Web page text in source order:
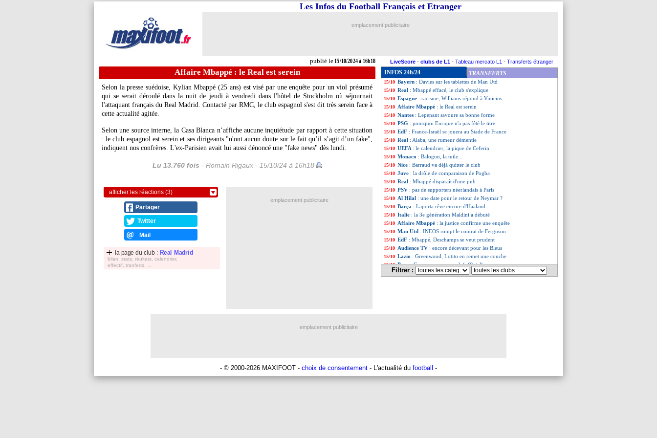
publié le15/10/2024 à 16h18
Les Infos du Football Français et Etranger
emplacement publicitaire
LiveScore - clubs de L1 - Tableau mercato L1 - Transferts étranger
Affaire Mbappé : le Real est serein
Selon la presse suédoise, Kylian Mbappé (25 ans) est visé par une enquête pour un viol présumé
qui se serait déroulé dans la nuit de jeudi à vendredi dans l'hôtel de Stockholm où séjournait
l'attaquant français du Real Madrid. Contacté par RMC, le club espagnol s'est dit très serein face à
cette actualité agitée.
Selon une source interne, la Casa Blanca n’affiche aucune inquiétude par rapport à cette situation
: le club espagnol est serein et ses dirigeants "n'ont aucun doute sur le fait qu’il s’agit d’un fake",
indiquent nos confrères. L'ex-Parisien avait lui aussi dénoncé une "fake news" dès lundi.
Lu 13.760 fois - Romain Rigaux - 15/10/24 à 16h18
afficher les réactions (3)
Partager
Twitter
Mail
la page du club : Real Madrid
bilan, stats, réultats, calendrier,
effectif, tranferts, ...
INFOS 24h/24 TRANSFERTS
15/10 CAN 2025: 2 nouveaux pays qualifiés
15/10 Affaire Ben Yedder
15/10 CAN 2025: RD Congo et Sénégal qualifiés !
15/10 Atalanta: l'enfance difficile de Lookman
15/10 Bayern : Davies sur les tablettes de Man Utd
15/10 Real : Mbappé effacé, le club s'explique
15/10 Espagne : racisme, Williams répond à Vinicius
15/10 Affaire Mbappé : le Real est serein
15/10 Nantes : Lepenant savoure sa bonne forme
15/10 PSG : pourquoi Enrique n'a pas fêté le titre
15/10 EdF : France-Israël se jouera au Stade de France
15/10 Real : Alaba, une rumeur démentie
15/10 UEFA : le calendrier, la pique de Ceferin
15/10 Monaco : Balogun, la tuile...
15/10 Nice : Barraud va déjà quitter le club
15/10 Juve : la drôle de comparaison de Pogba
15/10 Real : Mbappé disparaît d'une pub
15/10 PSV : pas de supporters néerlandais à Paris
15/10 Al Hilal : une date pour le retour de Neymar ?
15/10 Barça : Laporta rêve encore d'Haaland
15/10 Italie : la 3e génération Maldini a débuté
15/10 Affaire Mbappé : la justice confirme une enquête
15/10 Man Utd : INEOS rompt le contrat de Ferguson
15/10 EdF : Mbappé, Deschamps se veut prudent
15/10 Audience TV : encore décevant pour les Bleus
15/10 Lazio : Greenwood, Lotito en remet une couche
15/10 Boca: Gago nouveau coach (officiel)
15/10 Bayern : Man Utd pense à Goretzka
Filtrer :
emplacement publicitaire
emplacement publicitaire
- © 2000-2026 MAXIFOOT - choix de consentement - L'actualité du football -